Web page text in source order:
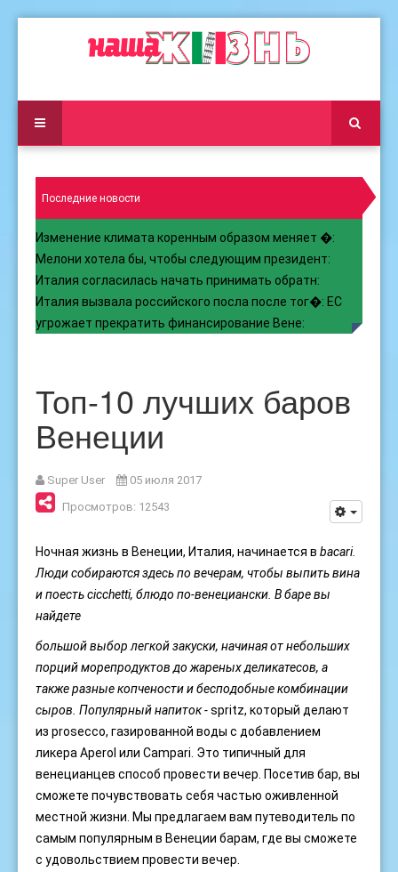
Последние новости
Изменение климата коренным образом меняет �:
Мелони хотела бы, чтобы следующим президент:
Италия согласилась начать принимать обратн:
Италия вызвала российского посла после тог�: ЕС
угрожает прекратить финансирование Вене:
Топ-10 лучших баров
Венеции
Super User
05 июля 2017
Просмотров: 12543
Ночная жизнь в Венеции, Италия, начинается в bacari.
Люди собираются здесь по вечерам, чтобы выпить вина
и поестьcicchetti, блюдо по-венециански. В баре вы
найдете
большой выбор легкой закуски, начиная от небольших
порций морепродуктов до жареных деликатесов, а
также разные копчености и бесподобные комбинации
сыров. Популярный напиток -spritz, который делают
из prosecco, газированной воды с добавлением
ликера Aperol или Campari. Это типичный для
венецианцев способ провести вечер. Посетив бар, вы
сможете почувствовать себя частью оживленной
местной жизни. Мы предлагаем вам путеводитель по
самым популярным в Венеции барам, где вы сможете
с удовольствием провести вечер.